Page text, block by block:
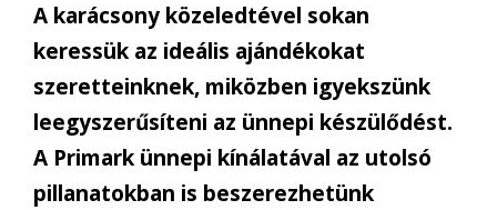
A karácsony közeledtével sokan
keressük az ideális ajándékokat
szeretteinknek, miközben igyekszünk
leegyszerűsíteni az ünnepi készülődést.
A Primark ünnepi kínálatával az utolsó
pillanatokban is beszerezhetünk